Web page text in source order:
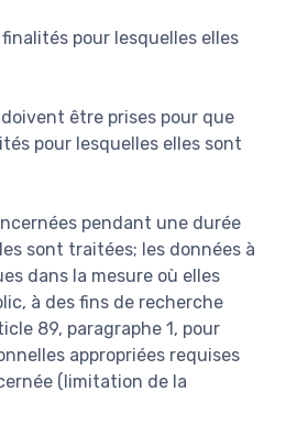
pour lesquelles elles
être prises pour que
pour lesquelles elles sont
pendant une durée
sont traitées; les données à
dans la mesure où elles
à des fins de recherche
89, paragraphe 1, pour
appropriées requises
(limitation de la